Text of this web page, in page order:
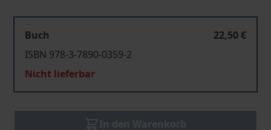
Buch
22,50 €
ISBN 978-3-7890-0359-2
Nicht lieferbar